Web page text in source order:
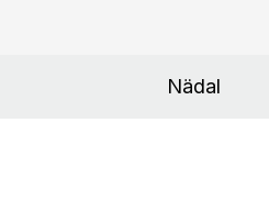
Nädal